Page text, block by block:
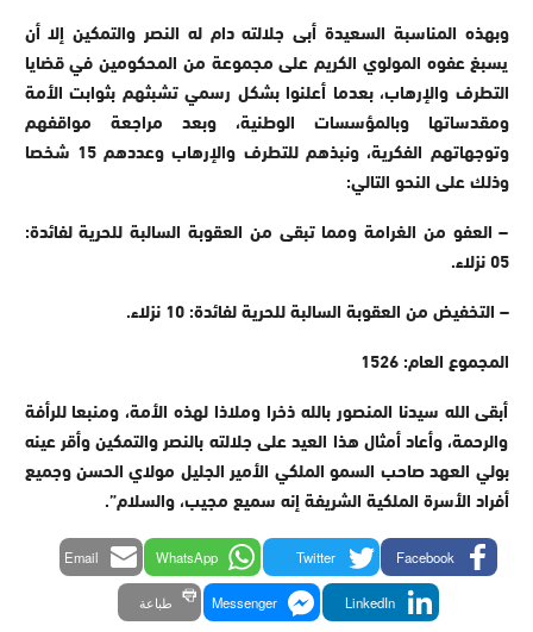
وبهذه المناسبة السعيدة أبى جلالته دام له النصر والتمكين إلا أن
يسبغ عفوه المولوي الكريم على مجموعة من المحكومين في قضايا
التطرف والإرهاب، بعدما أعلنوا بشكل رسمي تشبثهم بثوابت الأمة
ومقدساتها وبالمؤسسات الوطنية، وبعد مراجعة مواقفهم
وتوجهاتهم الفكرية، ونبذهم للتطرف والإرهاب وعددهم 15 شخصا
وذلك على النحو التالي:
– العفو من الغرامة ومما تبقى من العقوبة السالبة للحرية لفائدة:
05 نزلاء.
– التخفيض من العقوبة السالبة للحرية لفائدة: 10 نزلاء.
المجموع العام: 1526
أبقى الله سيدنا المنصور بالله ذخرا وملاذا لهذه الأمة، ومنبعا للرأفة
والرحمة، وأعاد أمثال هذا العيد على جلالته بالنصر والتمكين وأقر عينه
بولي العهد صاحب السمو الملكي الأمير الجليل مولاي الحسن وجميع
أفراد الأسرة الملكية الشريفة إنه سميع مجيب، والسلام”.
Facebook
Twitter
WhatsApp
Email
LinkedIn
Messenger طباعة